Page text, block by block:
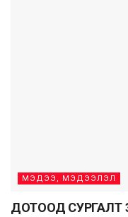
МЭДЭЭ, МЭДЭЭЛЭЛ
ДОТООД СУРГАЛТ